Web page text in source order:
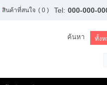
Tel: 000-000-
สินค้าที่สนใจ ( 0 )
ค้นหา